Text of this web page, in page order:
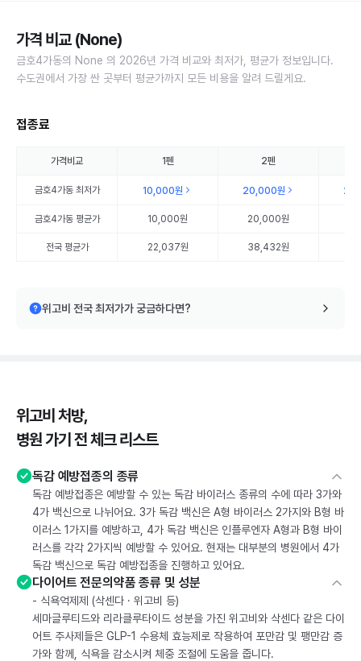
가격 비교 (None)
금호4가동의 None 의 2026년 가격 비교와 최저가, 평균가 정보입니다.
수도권에서 가장 싼 곳부터 평균가까지 모든 비용을 알려 드릴게요.
접종료
가격비교 1펜 2펜
금호4가동최저가 10,000원 20,000원
금호4가동평균가 10,000원 20,000원
전국 평균가 22,037원 38,432원
위고비 전국 최저가가 궁금하다면?
위고비 처방,
병원 가기 전 체크 리스트
독감 예방접종의 종류
독감 예방접종은 예방할 수 있는 독감 바이러스 종류의 수에 따라 3가와
4가 백신으로 나뉘어요. 3가 독감 백신은 A형 바이러스 2가지와 B형 바
이러스 1가지를 예방하고, 4가 독감 백신은 인플루엔자 A형과 B형 바이
러스를 각각 2가지씩 예방할 수 있어요. 현재는 대부분의 병원에서 4가
독감 백신으로 독감 예방접종을 진행하고 있어요.
다이어트 전문의약품 종류 및 성분
- 식욕억제제 (삭센다 · 위고비 등)
세마글루티드와 리라클루타이드 성분을 가진 위고비와 삭센다 같은 다이
어트 주사제들은 GLP-1 수용체 효능제로 작용하여 포만감 및 팽만감 증
가와 함께, 식욕을 감소시켜 체중 조절에 도움을 줍니다.